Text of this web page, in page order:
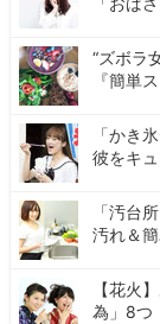
“ズボラ
『簡単
「かき
彼をキ
「汚台
汚れ＆
【花火
為」8つ